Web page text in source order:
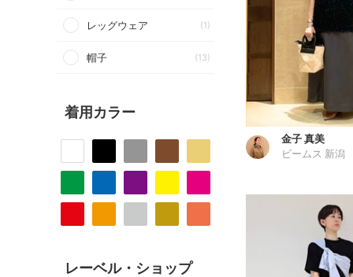
レッグウェア (1)
帽子 (13)
着用カラー
レーベル・ショップ
金子 真美
ビームス 新潟